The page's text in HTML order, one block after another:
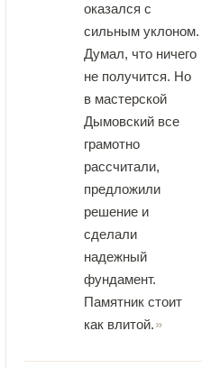
оказался с
сильным уклоном.
Думал, что ничего
не получится. Но
в мастерской
Дымовский все
грамотно
рассчитали,
предложили
решение и
сделали
надежный
фундамент.
Памятник стоит
как влитой.